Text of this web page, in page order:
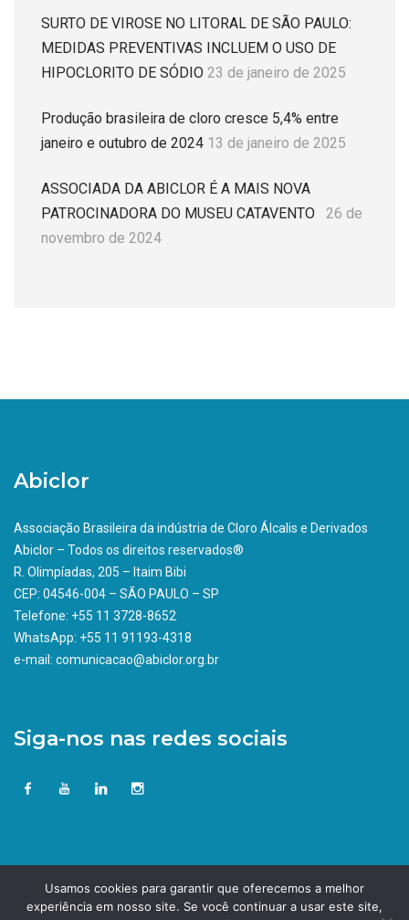
SURTO DE VIROSE NO LITORAL DE SÃO PAULO:
MEDIDAS PREVENTIVAS INCLUEM O USO DE
HIPOCLORITO DE SÓDIO 23 de janeiro de 2025
Produção brasileira de cloro cresce 5,4% entre
janeiro e outubro de 2024 13 de janeiro de 2025
ASSOCIADA DA ABICLOR É A MAIS NOVA
PATROCINADORA DO MUSEU CATAVENTO
26 de
novembro de 2024
Abiclor
Associação Brasileira da indústria de Cloro Álcalis e Derivados
Abiclor – Todos os direitos reservados®
R. Olimpíadas, 205 – Itaim Bibi
CEP: 04546-004 – SÃO PAULO – SP
Telefone: +55 11 3728-8652
WhatsApp: +55 11 91193-4318
e-mail: comunicacao@abiclor.org.br
Siga-nos nas redes sociais
Usamos cookies para garantir que oferecemos a melhor
experiência em nosso site. Se você continuar a usar este site,